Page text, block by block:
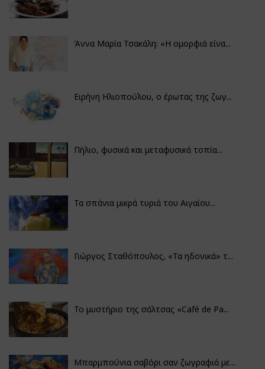
Άννα Μαρία Τσακάλη: «Η ομορφιά είνα...
Ειρήνη Ηλιοπούλου, ο έρωτας της ζωγ...
Πήλιο, φυσικά και μεταφυσικά τοπία...
Τα σπάνια μικρά τυριά του Αιγαίου...
Γιώργος Σταθόπουλος, «Τα ηδονικά» τ...
Το μυστήριο της σάλτσας «Café de Pa...
Μπαρμπούνια σαβόρι σαν ζωγραφιά με...